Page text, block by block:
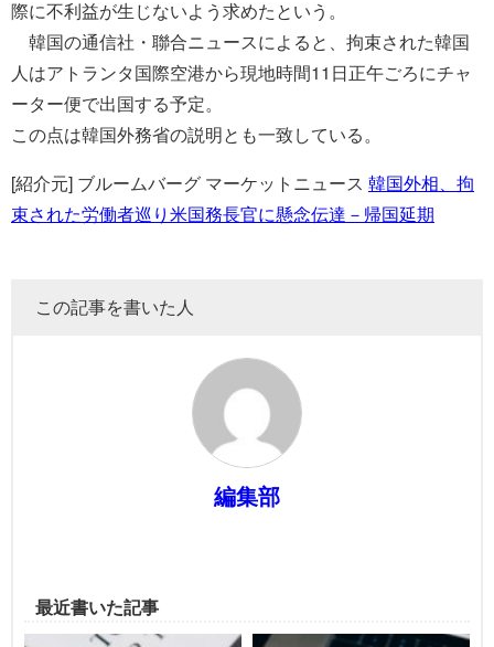
際に不利益が生じないよう求めたという。
韓国の通信社・聯合ニュースによると、拘束された韓国
人はアトランタ国際空港から現地時間11日正午ごろにチャ
ーター便で出国する予定。
この点は韓国外務省の説明とも一致している。
[紹介元] ブルームバーグ マーケットニュース 韓国外相、拘
束された労働者巡り米国務長官に懸念伝達－帰国延期
この記事を書いた人
編集部
最近書いた記事